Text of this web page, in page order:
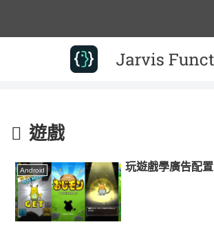
遊戲
Android 玩遊戲學廣告配置